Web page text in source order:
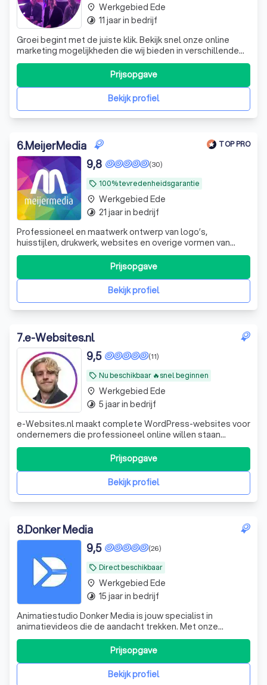
Groei begint met de juiste klik. Bekijk snel onze online
marketing mogelijkheden die wij bieden in verschillende
industrieën.
Bekijk profiel
Prijsopgave
place Werkgebied Ede
timelapse 11 jaar in bedrijf
6.MeijerMedia TOP PRO
local_offer 100% tevredenheidsgarantie
(30)
9,8
Professioneel en maatwerk ontwerp van logo’s,
huisstijlen, drukwerk, websites en overige vormen van
creatieve communicatie. Flexibel, betrouwbaar, een
overvloed aan creativiteit en nette prijzen.
Bekijk profiel
Prijsopgave
place Werkgebied Ede
timelapse 21 jaar in bedrijf
7.e-Websites.nl
local_offer Nu beschikbaar 🔥snel beginnen
(11)
9,5
e-Websites.nl maakt complete WordPress-websites voor
ondernemers die professioneel online willen staan
zonder technisch gedoe. Veel ondernemers weten dat ze
een goede website nodig hebben, maar lopen vast op
keuzes zoals hosting, domeinnaam, e-mail, WordPress,
onderhoud, beveiliging en teksten. Wij
Bekijk profiel
Prijsopgave
place Werkgebied Ede
timelapse 5 jaar in bedrijf
8.Donker Media
local_offer Direct beschikbaar
(26)
9,5
Animatiestudio Donker Media is jouw specialist in
animatievideos die de aandacht trekken. Met onze
animatie studio in Eindhoven verrassen we met creatieve
concepten die precies vertellen wat jij wilt overbrengen.
Dat doen we met een klein team van ervaren experts
vanuit Eindhoven, voor opdrachtgever
Bekijk profiel
Prijsopgave
place Werkgebied Ede
timelapse 15 jaar in bedrijf